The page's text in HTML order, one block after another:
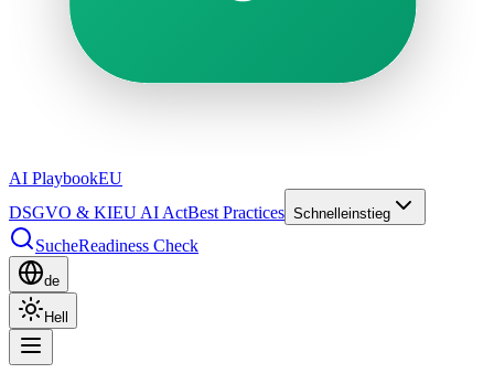
AI PlaybookEU
DSGVO & KIEU AI ActBest Practices Schnelleinstieg
SucheReadiness Check
de
Hell